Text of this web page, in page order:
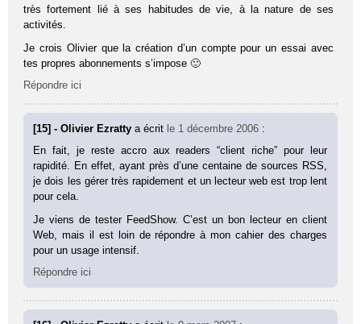
très fortement lié à ses habitudes de vie, à la nature de ses
activités.
Je crois Olivier que la création d’un compte pour un essai avec
tes propres abonnements s’impose 🙂
Répondre ici
[15] - Olivier Ezrattya écrit le 1 décembre 2006 :
En fait, je reste accro aux readers “client riche” pour leur
rapidité. En effet, ayant près d’une centaine de sources RSS,
je dois les gérer très rapidement et un lecteur web est trop lent
pour cela.
Je viens de tester FeedShow. C’est un bon lecteur en client
Web, mais il est loin de répondre à mon cahier des charges
pour un usage intensif.
Répondre ici